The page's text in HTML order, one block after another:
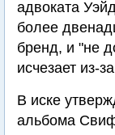
адвоката
более
бренд, и "не
исчезает из-
В иске
альбома